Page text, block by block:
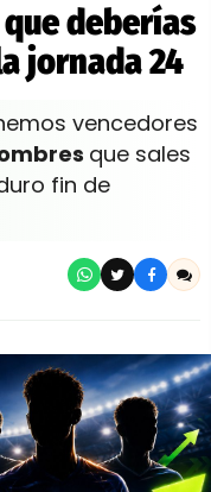
que deberías
jornada 24
vencedores
que sales
fin de